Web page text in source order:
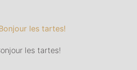
les tartes!